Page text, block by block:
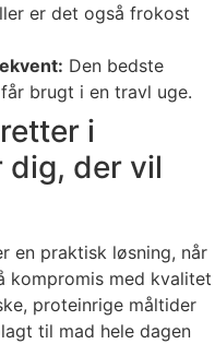
er det også frokost
Den bedste
brugt i en travl uge.
i
dig, der vil
en praktisk løsning, når
kompromis med kvalitet
proteinrige måltider
til mad hele dagen